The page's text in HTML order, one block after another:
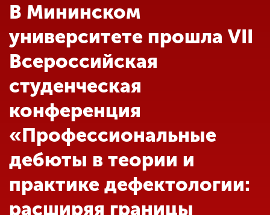
Абитуриенту
Обучение
Наука
Международная
деятельность
Другие виды
В Мининском
университете прошла VII
Всероссийская
студенческая
конференция
«Профессиональные
дебюты в теории и
практике дефектологии:
расширяя границы